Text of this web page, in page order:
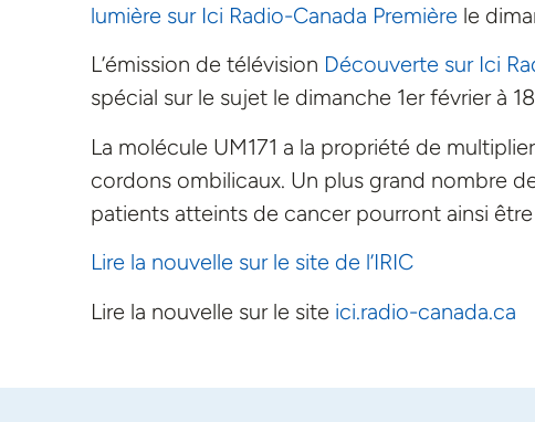
lumière sur Ici Radio-Canada Première le
L’émission de télévision Découverte sur Ici
spécial sur le sujet le dimanche 1er février à
La molécule UM171 a la propriété de
cordons ombilicaux. Un plus grand nombre
patients atteints de cancer pourront ainsi
Lire la nouvelle sur le site de l’IRIC
Lire la nouvelle sur le site ici.radio-canada.ca